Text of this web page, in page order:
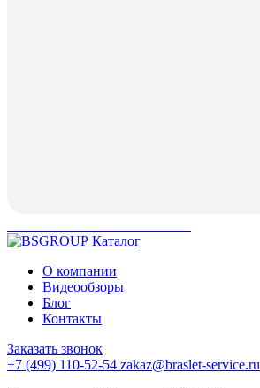
Каталог
О компании
Видеообзоры
Блог
Контакты
Заказать звонок
+7 (499) 110-52-54 zakaz@braslet-service.ru